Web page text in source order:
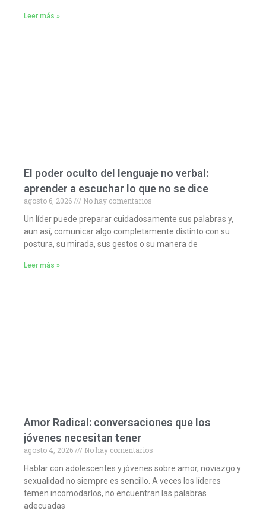
Leer más »
El poder oculto del lenguaje no verbal:
aprender a escuchar lo que no se dice
agosto 6, 2026
No hay comentarios
Un líder puede preparar cuidadosamente sus palabras y,
aun así, comunicar algo completamente distinto con su
postura, su mirada, sus gestos o su manera de
Leer más »
Amor Radical: conversaciones que los
jóvenes necesitan tener
agosto 4, 2026
No hay comentarios
Hablar con adolescentes y jóvenes sobre amor, noviazgo y
sexualidad no siempre es sencillo. A veces los líderes
temen incomodarlos, no encuentran las palabras
adecuadas